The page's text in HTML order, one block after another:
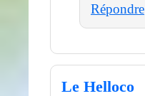
Répondre
Le Helloco